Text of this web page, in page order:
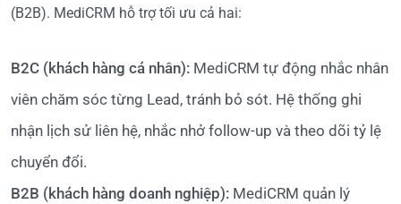
(B2B). MediCRM hỗ trợ tối ưu cả hai:
B2C (khách hàng cá nhân): MediCRM tự động nhắc nhân
viên chăm sóc từng Lead, tránh bỏ sót. Hệ thống ghi
nhận lịch sử liên hệ, nhắc nhở follow-up và theo dõi tỷ lệ
chuyển đổi.
B2B (khách hàng doanh nghiệp): MediCRM quản lý